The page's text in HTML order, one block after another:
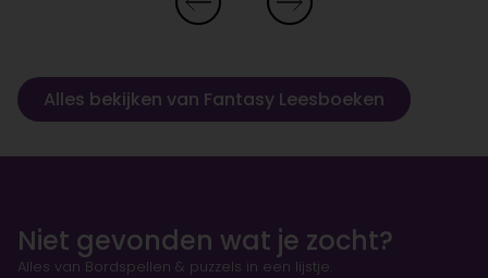
Alles bekijken van Fantasy Leesboeken
Niet gevonden wat je zocht?
Alles van Bordspellen & puzzels in een lijstje.